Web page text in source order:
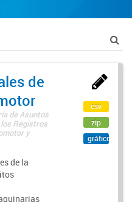
de
de Asuntos
Registros
y
de la
csv
zip
gráfico